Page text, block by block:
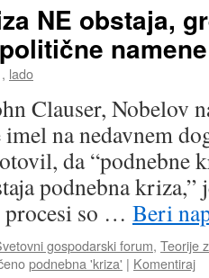
NE obstaja,
namene
, lado
Clauser, Nobelov
na nedavnem
da “podnebne
podnebna
procesi so … Beri
gospodarski forum, Teorije
podnebna 'kriza' | Komentiraj